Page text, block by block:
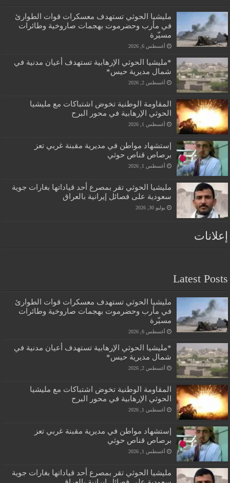
مليشيا الحوثي تستهدف معسكرات قوات الطوارئ
في مأرب وحضرموت بهجمات صاروخية وطائرات
مسيّرة
أغسطس 6, 2026
*مليشيا الحوثي الإرهابية تستهدف أعيان مدنية في
شمال مديرية حيس*
أغسطس 2, 2026
المقاومة الوطنية تخوض اشتباكات مع مليشيا
الحوثي الإرهابية في محور البرح
أغسطس 1, 2026
إستشهاد مواطن في مديرية مقبنة غربي تعز
برصاص قناص حوثي
أغسطس 1, 2026
مليشيا الحوثي تقر بمصرع أحد قياداتها بغارات جوية
سعودية على فصائل إيرانية بالعراق
يوليو 30, 2026
إعلانات
Latest Posts
مليشيا الحوثي تستهدف معسكرات قوات الطوارئ
في مأرب وحضرموت بهجمات صاروخية وطائرات
مسيّرة
أغسطس 6, 2026
*مليشيا الحوثي الإرهابية تستهدف أعيان مدنية في
شمال مديرية حيس*
أغسطس 2, 2026
المقاومة الوطنية تخوض اشتباكات مع مليشيا
الحوثي الإرهابية في محور البرح
أغسطس 1, 2026
إستشهاد مواطن في مديرية مقبنة غربي تعز
برصاص قناص حوثي
أغسطس 1, 2026
مليشيا الحوثي تقر بمصرع أحد قياداتها بغارات جوية